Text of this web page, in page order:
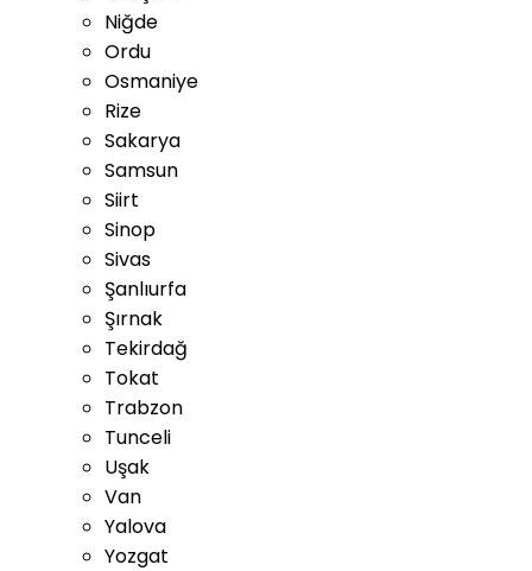
Niğde
Ordu
Osmaniye
Rize
Sakarya
Samsun
Siirt
Sinop
Sivas
Şanlıurfa
Şırnak
Tekirdağ
Tokat
Trabzon
Tunceli
Uşak
Van
Yalova
Yozgat